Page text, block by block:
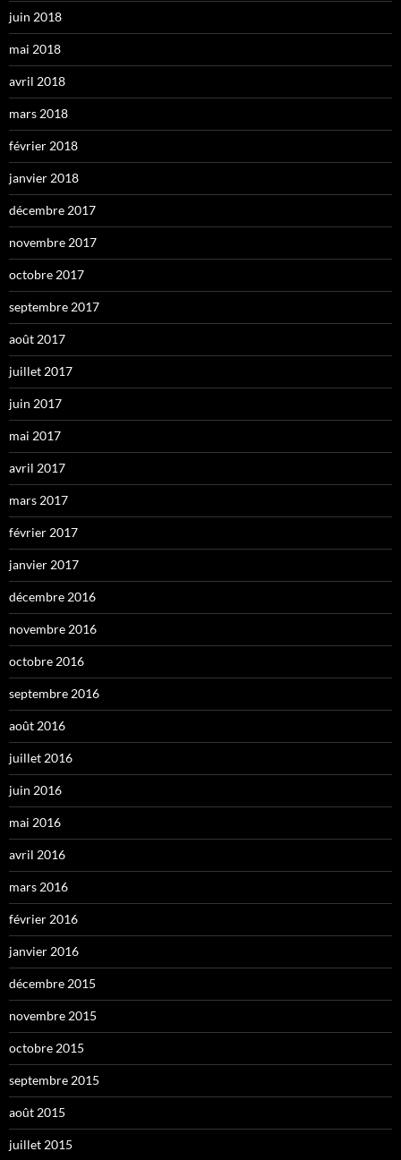
juin 2018
mai 2018
avril 2018
mars 2018
février 2018
janvier 2018
décembre 2017
novembre 2017
octobre 2017
septembre 2017
août 2017
juillet 2017
juin 2017
mai 2017
avril 2017
mars 2017
février 2017
janvier 2017
décembre 2016
novembre 2016
octobre 2016
septembre 2016
août 2016
juillet 2016
juin 2016
mai 2016
avril 2016
mars 2016
février 2016
janvier 2016
décembre 2015
novembre 2015
octobre 2015
septembre 2015
août 2015
juillet 2015